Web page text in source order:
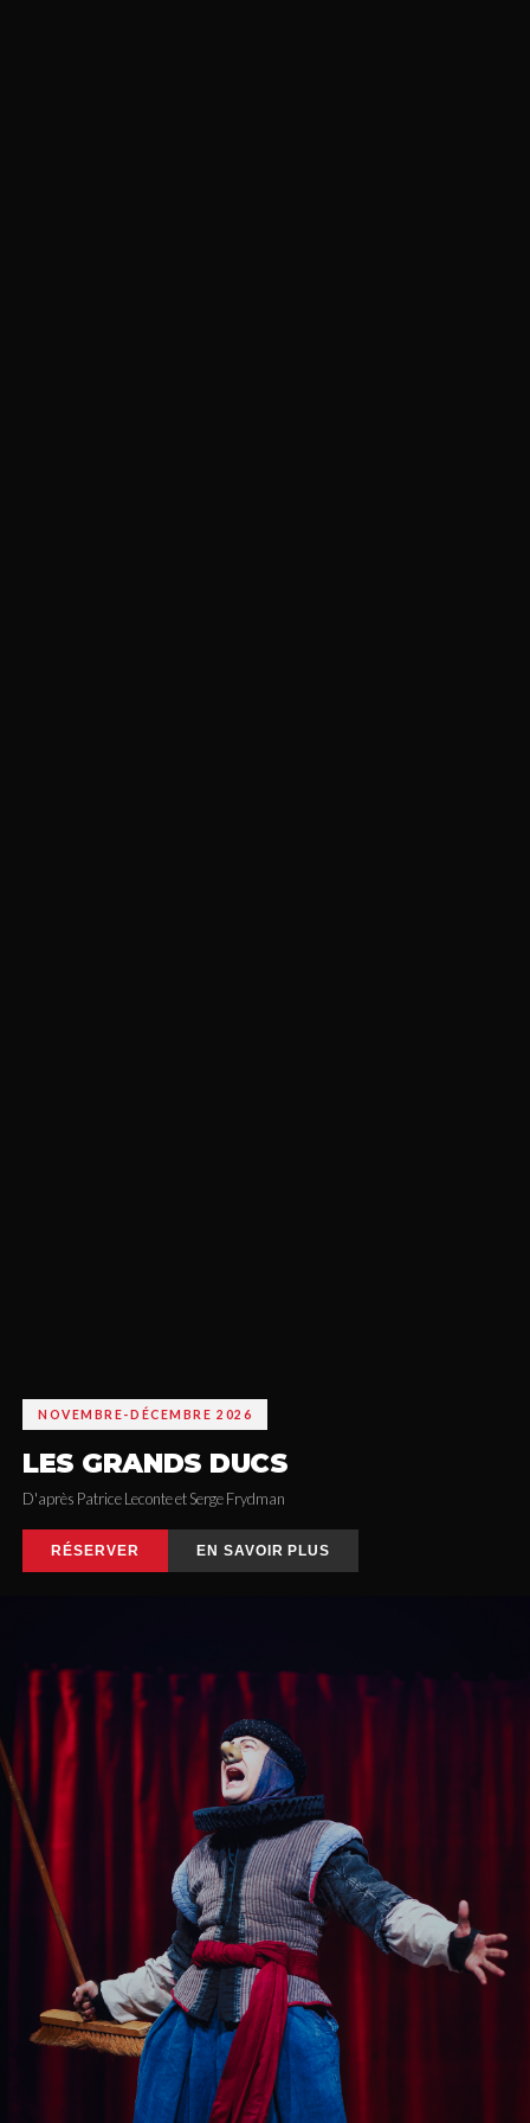
NOVEMBRE-DÉCEMBRE 2026
LES GRANDS DUCS
D'après Patrice Leconte et Serge Frydman
RÉSERVER EN SAVOIR PLUS